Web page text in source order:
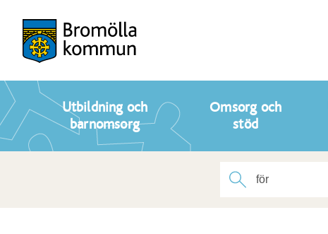
Utbildning och
barnomsorg
Omsorg och
stöd